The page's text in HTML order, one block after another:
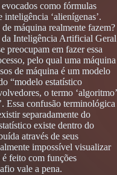
como fórmulas
‘alienígenas’.
máquina realmente fazem?
da Inteligência Artificial Geral
em fazer essa
pelo qual uma máquina
de máquina é um modelo
“modelo estatístico
o termo ‘algoritmo’
Essa confusão terminológica
separadamente do
existe dentro do
através de seus
impossível visualizar
feito com funções
vale a pena.